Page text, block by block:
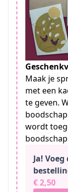
Maak je
met een
te geven.
wordt
Ja!
€ 2,50